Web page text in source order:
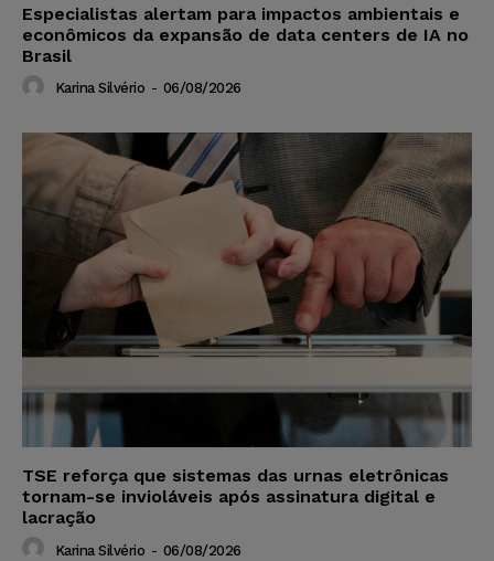
Especialistas alertam para impactos ambientais e
econômicos da expansão de data centers de IA no
Brasil
Karina Silvério - 06/08/2026
TSE reforça que sistemas das urnas eletrônicas
tornam-se invioláveis após assinatura digital e
lacração
Karina Silvério - 06/08/2026